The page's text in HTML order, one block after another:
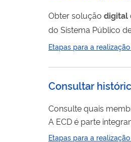
Obter solução digital
do Sistema Público
(API) para consulta em massa às informações públicas de Notas Fiscais Eletrônicas (NFe). Para
Etapas para a
Consultar
Consulte quais
A ECD é parte
corresponde à
Etapas para a